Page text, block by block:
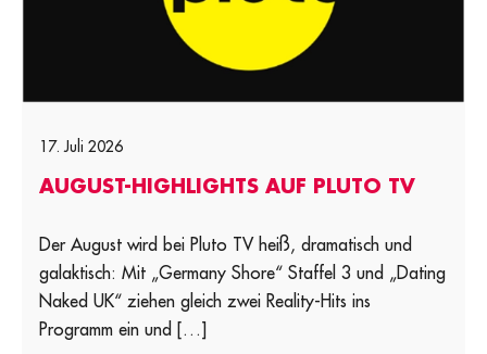
17. Juli 2026
AUGUST-HIGHLIGHTS AUF PLUTO TV
Der August wird bei Pluto TV heiß, dramatisch und
galaktisch: Mit „Germany Shore“ Staffel 3 und „Dating
Naked UK“ ziehen gleich zwei Reality-Hits ins
Programm ein und […]